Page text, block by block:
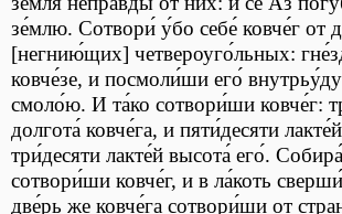
зе́млю. Сотвори́ у́бо себе́ ковче́г от
[негнию́щих] четвероуго́льных:
ковче́зе, и посмоли́ши его́
смоло́ю. И та́ко сотвори́ши ковче́г:
долгота́ ковче́га, и пяти́десяти
три́десяти лакте́й высота́ его́.
сотвори́ши ковче́г, и в ла́коть
две́рь же ковче́га сотвори́ши от